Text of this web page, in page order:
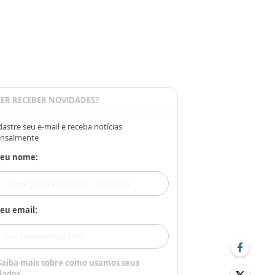
RECEBER NOVIDADES?
seu e-mail e receba notícias
nome:
email:
mais sobre como usamos seus